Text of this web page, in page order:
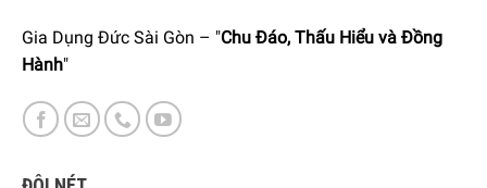
suốt quá trình sử dụng.
Gia Dụng Đức Sài Gòn – "Chu Đáo, Thấu Hiểu và Đồng
Hành"